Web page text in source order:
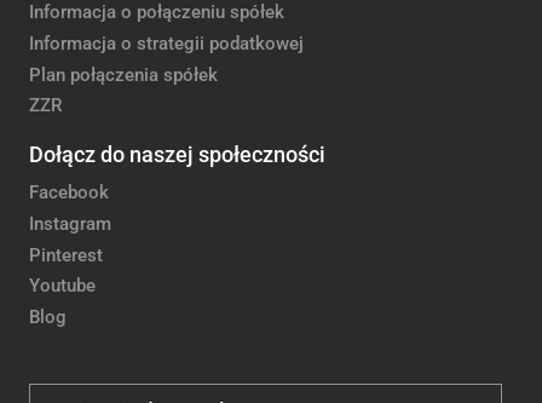
Informacja o połączeniu spółek
Informacja o strategii podatkowej
Plan połączenia spółek
ZZR
Dołącz do naszej społeczności
Facebook
Instagram
Pinterest
Youtube
Blog